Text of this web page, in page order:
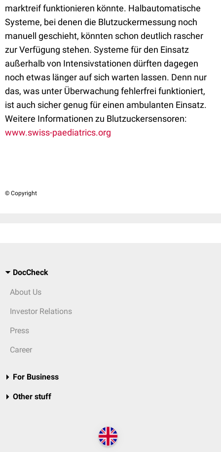
marktreif funktionieren könnte. Halbautomatische
Systeme, bei denen die Blutzuckermessung noch
manuell geschieht, könnten schon deutlich rascher
zur Verfügung stehen. Systeme für den Einsatz
außerhalb von Intensivstationen dürften dagegen
noch etwas länger auf sich warten lassen. Denn nur
das, was unter Überwachung fehlerfrei funktioniert,
ist auch sicher genug für einen ambulanten Einsatz.
Weitere Informationen zu Blutzuckersensoren:
www.swiss-paediatrics.org
© Copyright
DocCheck
About Us
Investor Relations
Press
Career
For Business
Other stuff